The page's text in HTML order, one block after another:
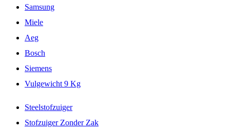
Samsung
Miele
Aeg
Bosch
Siemens
Vulgewicht 9 Kg
Steelstofzuiger
Stofzuiger Zonder Zak